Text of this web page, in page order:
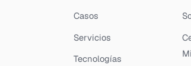
Casos
Servicios
Tecnologías